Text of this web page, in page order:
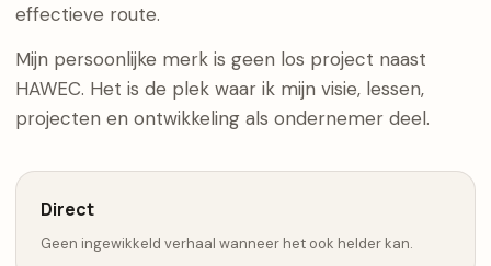
effectieve route.
Mijn persoonlijke merk is geen los project naast
HAWEC. Het is de plek waar ik mijn visie, lessen,
projecten en ontwikkeling als ondernemer deel.
Direct
Geen ingewikkeld verhaal wanneer het ook helder kan.